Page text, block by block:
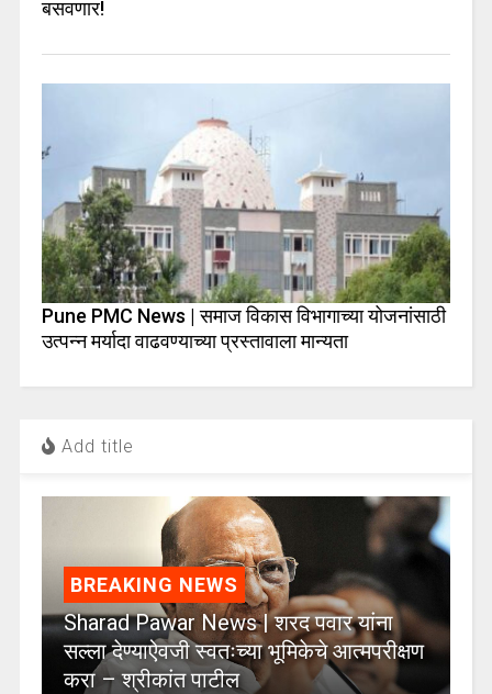
बसवणार!
Pune PMC News | समाज विकास विभागाच्या योजनांसाठी
उत्पन्न मर्यादा वाढवण्याच्या प्रस्तावाला मान्यता
Add title
BREAKING NEWS
Sharad Pawar News | शरद पवार यांना
सल्ला देण्याऐवजी स्वतःच्या भूमिकेचे आत्मपरीक्षण
करा – श्रीकांत पाटील